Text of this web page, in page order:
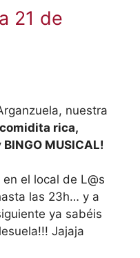
21 de
nuestra
comidita rica,
MUSICAL!
el local de L@s
las 23h… y a
ya sabéis
Jajaja